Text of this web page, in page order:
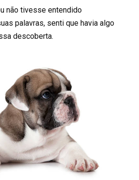
não tivesse entendido
palavras, senti que havia algo
descoberta.